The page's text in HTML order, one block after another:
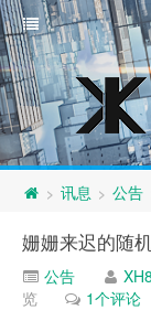
> 讯息 > 公告
姗姗来迟的随
公告
览
1个评论